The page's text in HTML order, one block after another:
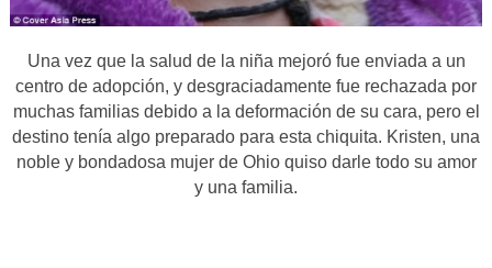
Una vez que la salud de la niña mejoró fue enviada a un
centro de adopción, y desgraciadamente fue rechazada por
muchas familias debido a la deformación de su cara, pero el
destino tenía algo preparado para esta chiquita. Kristen, una
noble y bondadosa mujer de Ohio quiso darle todo su amor
y una familia.